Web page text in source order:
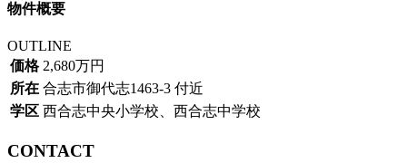
物件概要
OUTLINE
価格 2,680万円
所在 合志市御代志1463-3 付近
学区 西合志中央小学校、西合志中学校
CONTACT